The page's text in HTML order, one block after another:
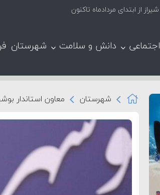
اجتماعی دانش و سلامت شهرستان
شهرستان معاون استاندار بوشهر: یک